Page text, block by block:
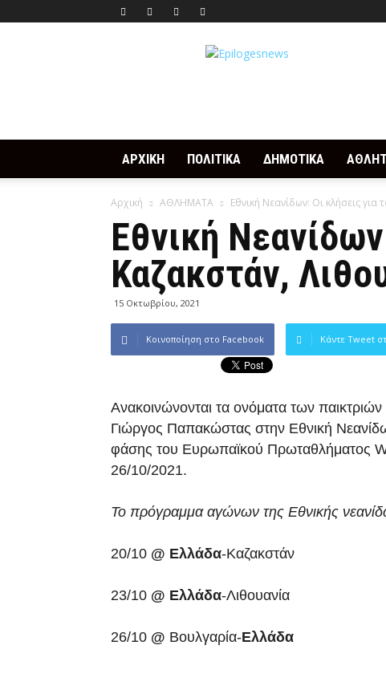
Epilogesnews
ΑΡΧΙΚΗ ΠΟΛΙΤΙΚΑ ΔΗΜΟΤΙΚΑ
Αρχική ΑΘΛΗΜΑΤΑ Εθνική Νεανίδων: Οι κλήσεις
Εθνική
Καζακστάν,
15 Οκτωβρίου, 2021
Κοινοποίηση στο Facebook Κάντε Tweet
Ανακοινώνονται τα ονόματα των
Γιώργος Παπακώστας στην Εθνική
φάσης του Ευρωπαϊκού Πρωταθλήματος
26/10/2021.
Το πρόγραμμα αγώνων της Εθνικής
20/10 @ Ελλάδα-Καζακστάν
23/10 @ Ελλάδα-Λιθουανία
26/10 @ Βουλγαρία-Ελλάδα